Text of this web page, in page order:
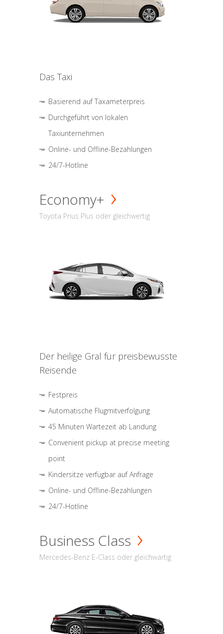
Das Taxi
Basierend auf Taxameterpreis
Durchgeführt von lokalen
Taxiunternehmen
Online- und Offline-Bezahlungen
24/7-Hotline
Economy+
Toyota Prius Plus oder gleichwertig
Der heilige Gral für preisbewusste
Reisende
Festpreis
Automatische Flugmitverfolgung
45 Minuten Wartezeit ab Landung
Convenient pickup at precise meeting
point
Kindersitze verfügbar auf Anfrage
Online- und Offline-Bezahlungen
24/7-Hotline
Business Class
Mercedes-Benz E-Class oder gleichwärtig